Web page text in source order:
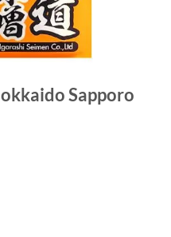
Sapporo